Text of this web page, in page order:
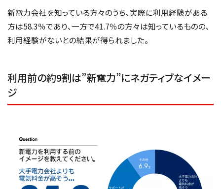
新電力会社を知っている方々のうち、実際に利用経験がある
方は58.3％であり、一方で41.7％の方々は知っているものの、
利用経験がないとの結果が得られました。
利用前の約9割は”新電力”にネガティブなイメー
ジ